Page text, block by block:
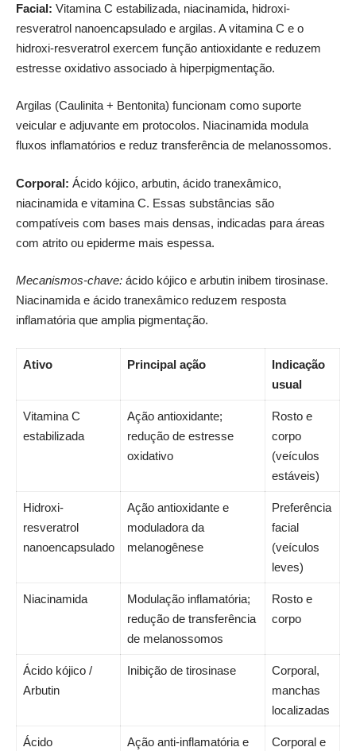
Facial: Vitamina C estabilizada, niacinamida, hidroxi-
resveratrol nanoencapsulado e argilas. A vitamina C e o
hidroxi-resveratrol exercem função antioxidante e reduzem
estresse oxidativo associado à hiperpigmentação.
Argilas (Caulinita + Bentonita) funcionam como suporte
veicular e adjuvante em protocolos. Niacinamida modula
fluxos inflamatórios e reduz transferência de melanossomos.
Corporal: Ácido kójico, arbutin, ácido tranexâmico,
niacinamida e vitamina C. Essas substâncias são
compatíveis com bases mais densas, indicadas para áreas
com atrito ou epiderme mais espessa.
Mecanismos-chave: ácido kójico e arbutin inibem tirosinase.
Niacinamida e ácido tranexâmico reduzem resposta
inflamatória que amplia pigmentação.
Ativo Principal ação
Indicação
usual
Vitamina C
estabilizada
Ação antioxidante;
redução de estresse
oxidativo
Rosto e
corpo
(veículos
estáveis)
Hidroxi-
resveratrol
nanoencapsulado
Ação antioxidante e
moduladora da
melanogênese
Preferência
facial
(veículos
leves)
Niacinamida
Modulação inflamatória;
redução de transferência
de melanossomos
Rosto e
corpo
Ácido kójico /
Arbutin
Inibição de tirosinase
Corporal,
manchas
localizadas
Ácido Ação anti-inflamatória e Corporal e